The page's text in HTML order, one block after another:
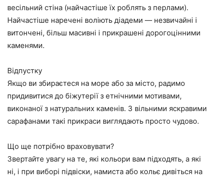
весільний стіна (найчастіше їх роблять з перлами).
Найчастіше наречені воліють діадеми — незвичайні і
витончені, більш масивні і прикрашені дорогоцінними
каменями.
Відпустку
Якщо ви збираєтеся на море або за місто, радимо
придивитися до біжутерії з етнічними мотивами,
виконаної з натуральних каменів. З вільними яскравими
сарафанами такі прикраси виглядають просто чудово.
Що ще потрібно враховувати?
Звертайте увагу на те, які кольори вам підходять, а які
ні, і при виборі підвіски, намиста або кольє дивіться на